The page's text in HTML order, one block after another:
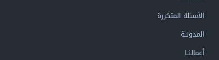
الأسئلة المتكررة
المدونــة
أعمالنــا